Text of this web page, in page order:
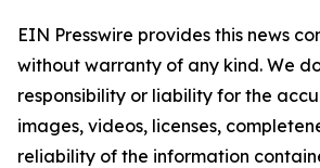
EIN Presswire provides this news
without warranty of any kind. We
responsibility or liability for the
images, videos, licenses,
reliability of the information